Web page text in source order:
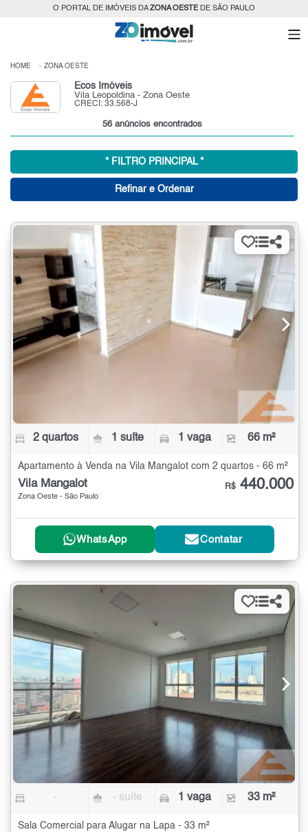
O PORTAL DE IMÓVEIS DAZONA OESTEDE SÃO PAULO
HOME ZONA OESTE
Ecos Imóveis
Vila Leopoldina - Zona Oeste
CRECI: 33.568-J
56 anúncios encontrados
* FILTRO PRINCIPAL *
Refinar e Ordenar
2 quartos 1 suíte 1 vaga 66 m²
Apartamento à Venda na Vila Mangalot com 2 quartos - 66 m²
Vila Mangalot
Zona Oeste - São Paulo
R$ 440.000
WhatsApp Contatar
- - suíte 1 vaga 33 m²
Sala Comercial para Alugar na Lapa - 33 m²